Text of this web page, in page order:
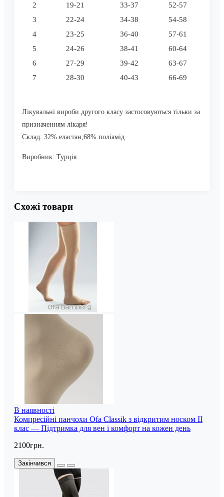
2 19-21 33-37
52-57
3
22-24 34-38
54-58
4
23-25 36-40
57-61
5
24-26 38-41
60-64
6
27-29 39-42
63-67
7
28-30 40-43 66-69
Лікувальні вироби другого класу застосовуються тільки за
призначенням лікаря!
Склад: 32% еластан;68% поліамід
Виробник: Турція
Схожі товари
В наявності
Компресійні панчохи Ofa Classik з відкритим носком II
клас — Підтримка для вен і комфорт на кожен день
2100грн.
Закінчився